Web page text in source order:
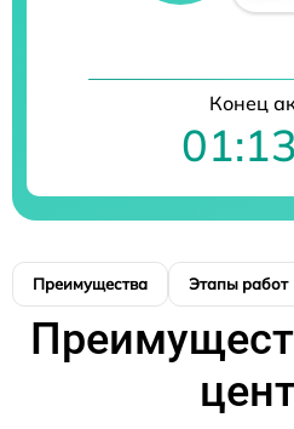
Конец
Преимущества Этапы работ